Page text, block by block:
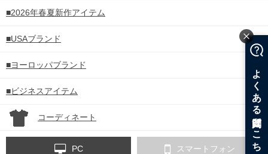
■2026年春夏新作アイテム
■USAブランド
■ヨーロッパブランド
■ビジネスアイテム
コーディネート
PC スマートフォン